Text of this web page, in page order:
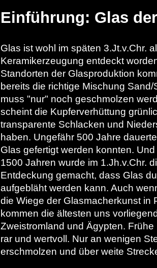
Einführung: Glas
Glas ist wohl im späten 3.Jt.v.Chr.
Keramikerzeugung entdeckt
Standorten der Glasproduktion
bereits die richtige Mischung
muss "nur" noch geschmolzen
scheint die Kupferverhüttung
transparente Schlacken und
haben. Ungefähr 500 Jahre
Glas gefertigt werden konnten.
1500 Jahren wurde im 1.Jh.v.Chr.
Entdeckung gemacht, dass Glas
aufgebläht werden kann. Auch
die Wiege der Glasmacherkunst in
kommen die ältesten uns
Zweistromland und Ägypten.
rar und wertvoll. Nur an wenigen
erschmolzen und über weite